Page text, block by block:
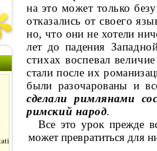
на это может только
отказались от своего
но, что они не хотели
лет до паде­ния
стихах воспевал величие
стали после их
были разочарованы и
сделали римляна­ми
римский народ.
Все это урок прежде
может превратить­ся для